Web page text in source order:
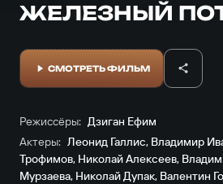
ЖЕЛЕЗНЫЙ
Режиссёры: Дзиган Ефим
Актеры: Леонид Галлис, Владимир
Трофимов, Николай Алексеев,
Мурзаева, Николай Дупак, Валентин
СМОТРЕТЬ ФИЛЬМ